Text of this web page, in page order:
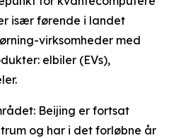
især førende i landet
virksomheder med
elbiler (EVs),
Beijing er fortsat
og har i det forløbne år